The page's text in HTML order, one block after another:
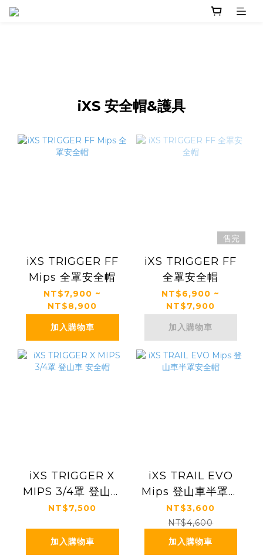
iXS 安全帽&護具
iXS TRIGGER FF
Mips 全罩安全帽
NT$7,900 ~
NT$8,900
加入購物車
售完
iXS TRIGGER FF
全罩安全帽
NT$6,900 ~
NT$7,900
加入購物車
iXS TRIGGER X
MIPS 3/4罩 登山車
安全帽
NT$7,500
加入購物車
iXS TRAIL EVO
Mips 登山車半罩安
全帽
NT$3,600
NT$4,600
加入購物車